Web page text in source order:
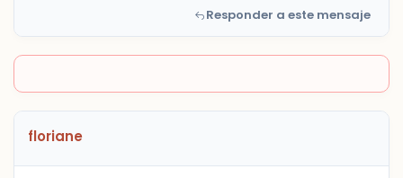
Responder a este mensaje
floriane